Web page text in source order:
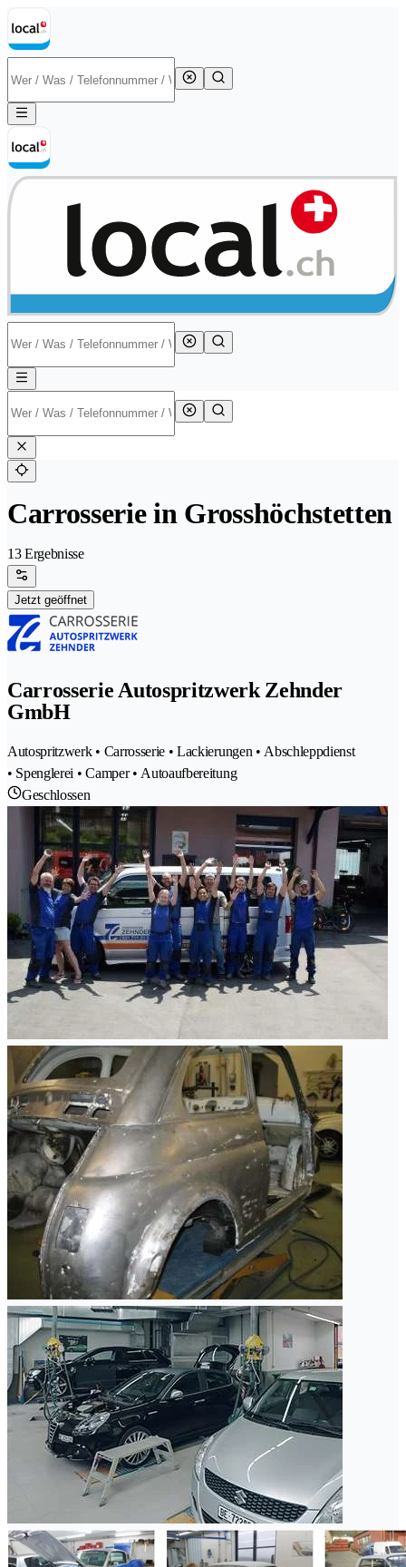
Carrosserie in Grosshöchstetten
13 Ergebnisse
Jetzt geöffnet
Carrosserie Autospritzwerk Zehnder
GmbH
Autospritzwerk • Carrosserie • Lackierungen • Abschleppdienst
• Spenglerei • Camper • Autoaufbereitung
Geschlossen